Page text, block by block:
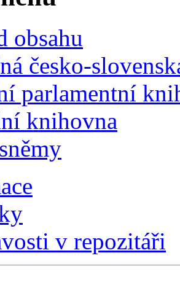
obsahu
česko-
parlamentní
knihovna
v repozitáři